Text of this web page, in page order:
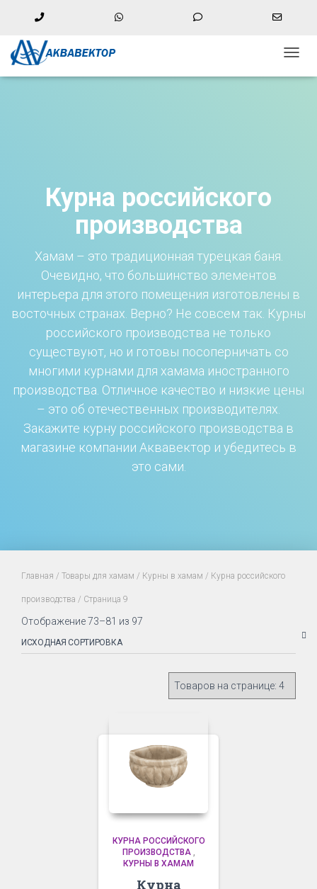
+74997559314
Московская обл., г. Балашиха, мкр. имени Гагарина, д 10 с1
Курна российского
производства
Хамам – это традиционная турецкая баня.
Очевидно, что большинство элементов
интерьера для этого помещения изготовлены в
восточных странах. Верно? Не совсем так. Курны
российского производства не только
существуют, но и готовы посоперничать со
многими курнами для хамама иностранного
производства. Отличное качество и низкие цены
– это об отечественных производителях.
Закажите курну российского производства в
магазине компании Аквавектор и убедитесь в
это сами.
Главная / Товары для хамам / Курны в хамам / Курна российского
производства / Страница 9
Отображение 73–81 из 97
КУРНА РОССИЙСКОГО
ПРОИЗВОДСТВА,
КУРНЫ В ХАМАМ
Курна
for